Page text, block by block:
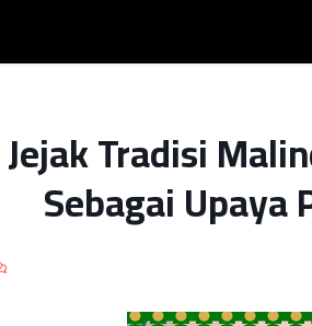
Jejak Tradisi
Sebagai Upaya